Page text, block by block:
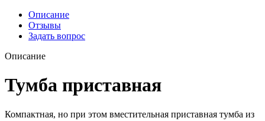
Описание
Отзывы
Задать вопрос
Описание
Тумба приставная
Компактная, но при этом вместительная приставная тумба из